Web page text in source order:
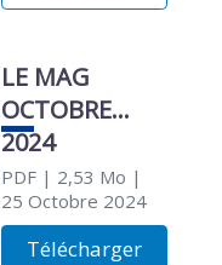
LE MAG
OCTOBRE
2024
PDF| 2,53 Mo |
25 Octobre 2024
Télécharger